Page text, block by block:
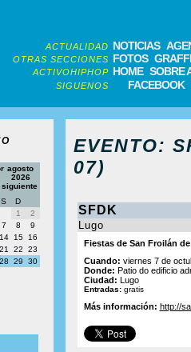
ACTUALIDAD NOTICIAS
OTRAS SECCIONES FOTOS
ACTIVOHIPHOP HOME SOBRE
SIGUENOS FACEBOOK
agosto
2026
S
D
1
2
7 8
9
14 15
16
21 22
23
28 29
30
EVENTO:
07)
SFDK
Lugo
Fiestas de San Froilán
Cuando: viernes 7 de
Donde: Patio do edificio
Ciudad: Lugo
Entradas: gratis
Más información: http://